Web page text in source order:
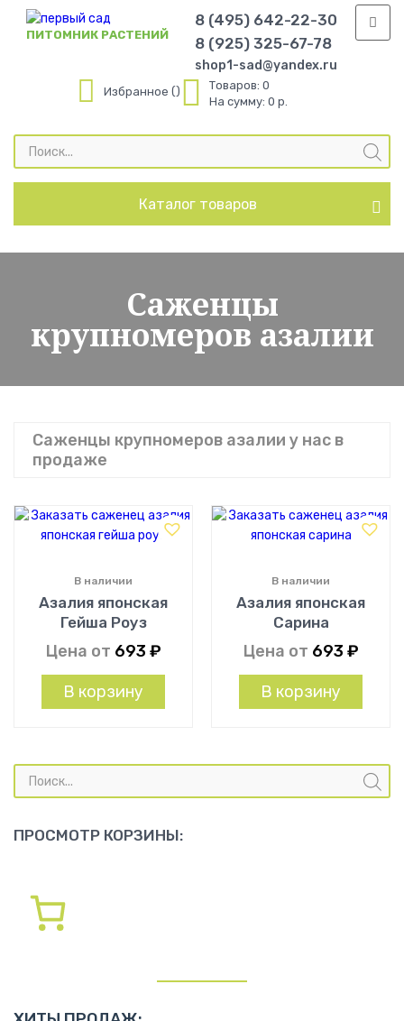
ПИТОМНИК РАСТЕНИЙ
8 (495) 642-22-30
8 (925) 325-67-78
shop1-sad@yandex.ru
Избранное Товаров: 0
На сумму: 0 р.
Поиск
товаров
Каталог товаров
Саженцы
крупномеров азалии
Саженцы крупномеров азалии у нас в
продаже
Азалия японская
Гейша Роуз
В наличии
Цена от 693 ₽
В корзину
Азалия японская
Сарина
В наличии
Цена от 693 ₽
В корзину
Поиск
товаров
ПРОСМОТР КОРЗИНЫ: